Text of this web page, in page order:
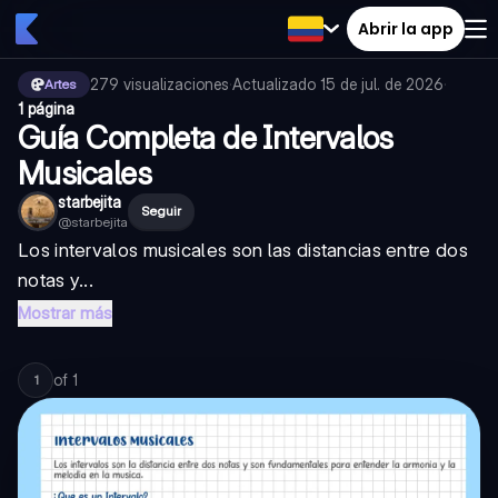
Abrir la app
Artes 279 visualizaciones·Actualizado 15 de jul. de 2026·
1 página
Guía Completa de Intervalos
Musicales
starbejita
@starbejita
Seguir
Los intervalos musicales son las distancias entre dos
notas y...
Mostrar más
1 of 1